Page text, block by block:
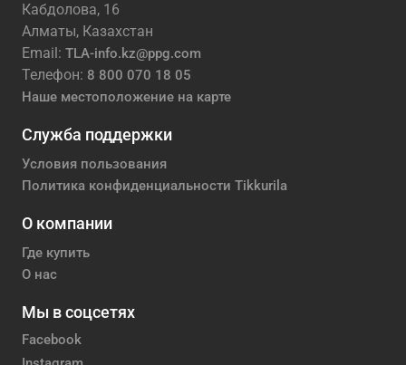
Кабдолова, 16
Алматы, Казахстан
Email: TLA-info.kz@ppg.com
Телефон: 8 800 070 18 05
Наше местоположение на карте
Служба поддержки
Условия пользования
Политика конфиденциальности Tikkurila
О компании
Где купить
О нас
Мы в соцсетях
Facebook